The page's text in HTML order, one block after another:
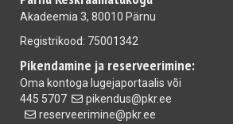
Akadeemia 3, 80010 Pärnu
Registrikood: 75001342
Pikendamine ja reserveerimine:
Oma kontoga lugejaportaalis või
445 5707
pikendus@pkr.ee
reserveerimine@pkr.ee